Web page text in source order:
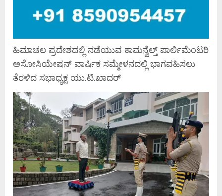
ಹಿಮಾಚಲ ಪ್ರದೇಶದಲ್ಲಿ ನಡೆಯುವ ಕಾಮನ್ವೆಲ್ತ್ ಪಾರ್ಲಿಮೆಂಟರಿ
ಅಸೋಸಿಯೇಷನ್ ವಾರ್ಷಿಕ ಸಮ್ಮೇಳನದಲ್ಲಿ ಭಾಗವಹಿಸಲು
ತೆರಳಿದ ಸಭಾಧ್ಯಕ್ಷ ಯು.ಟಿ.ಖಾದರ್